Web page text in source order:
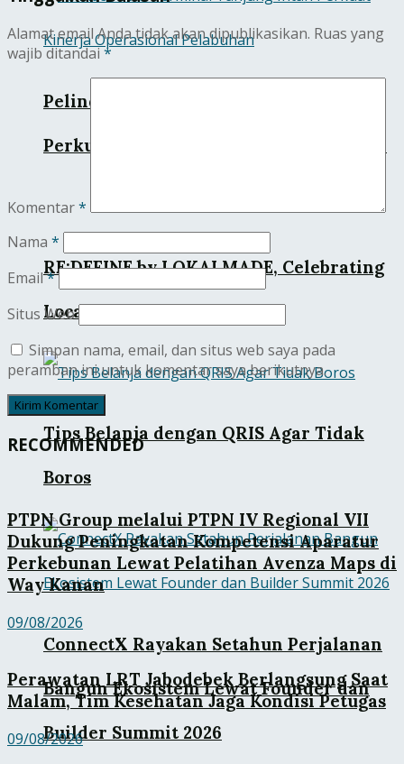
Pelindo Multi Terminal Tanjung Intan
Perkuat Kinerja Operasional Pelabuhan
RE:DEFINE by LOKALMADE, Celebrating
Local Brands in PIK Avenue
Tips Belanja dengan QRIS Agar Tidak
Boros
ConnectX Rayakan Setahun Perjalanan
Bangun Ekosistem Lewat Founder dan
Builder Summit 2026
Alamat email Anda tidak akan dipublikasikan. Ruas yang
wajib ditandai*
Komentar*
Nama *
Email*
Situs Web
Simpan nama, email, dan situs web saya pada
peramban ini untuk komentar saya berikutnya.
RECOMMENDED
PTPN Group melalui PTPN IV Regional VII
Dukung Peningkatan Kompetensi Aparatur
Perkebunan Lewat Pelatihan Avenza Maps di
Way Kanan
09/08/2026
Perawatan LRT Jabodebek Berlangsung Saat
Malam, Tim Kesehatan Jaga Kondisi Petugas
09/08/2026